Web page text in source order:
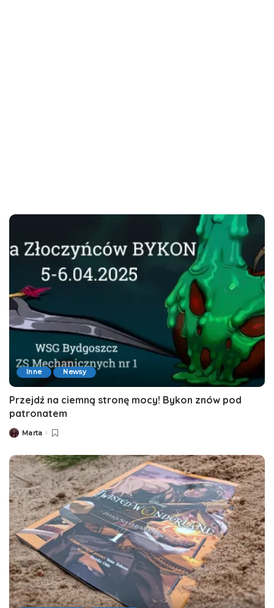
Inne Newsy
Przejdź na ciemną stronę mocy! Bykon znów pod
patronatem
Posted
Marta